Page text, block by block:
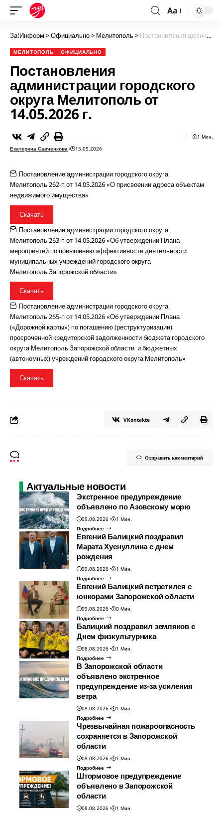
Aa
За!Информ >Официально> Мелитополь> Постановления администрации городского округа Мелитополь от 14.05.2026 г.
МЕЛИТОПОЛЬ ОФИЦИАЛЬНО
Постановления
администрации городского
округа Мелитополь от
14.05.2026 г.
Екатерина Савченкова 15.05.2026
1 Мин.
Постановление администрации городского округа
Мелитополь 262-п от 14.05.2026 «О присвоении адреса объектам
недвижимого имущества»
Скачать
Постановление администрации городского округа
Мелитополь 263-п от 14.05.2026 «Об утверждении Плана
мероприятий по повышению эффективности деятельности
муниципальных учреждений городского округа
Мелитополь Запорожской области»
Скачать
Постановление администрации городского округа
Мелитополь 265-п от 14.05.2026 «Об утверждении Плана
(«Дорожной карты») по погашению (реструктуризации)
просроченной кредиторской задолженности бюджета городского
округа Мелитополь Запорожской области и бюджетных
(автономных) учреждений городского округа Мелитополь»
Скачать
VKontakte
Отправить комментарий
Актуальные новости
Экстренное предупреждение
объявлено по Азовскому морю
09.08.2026
1 Мин.
Подробнее
Евгений Балицкий поздравил
Марата Хуснуллина с днем
рождения
09.08.2026
1 Мин.
Подробнее
Евгений Балицкий встретился с
юнкорами Запорожской области
09.08.2026
0 Мин.
Подробнее
Балицкий поздравил земляков с
Днем физкультурника
08.08.2026
1 Мин.
Подробнее
В Запорожской области
объявлено экстренное
предупреждение из-за усиления
ветра
08.08.2026
1 Мин.
Подробнее
Чрезвычайная пожароопасность
сохраняется в Запорожской
области
08.08.2026
1 Мин.
Подробнее
Штормовое предупреждение
объявлено в Запорожской
области
08.08.2026
1 Мин.